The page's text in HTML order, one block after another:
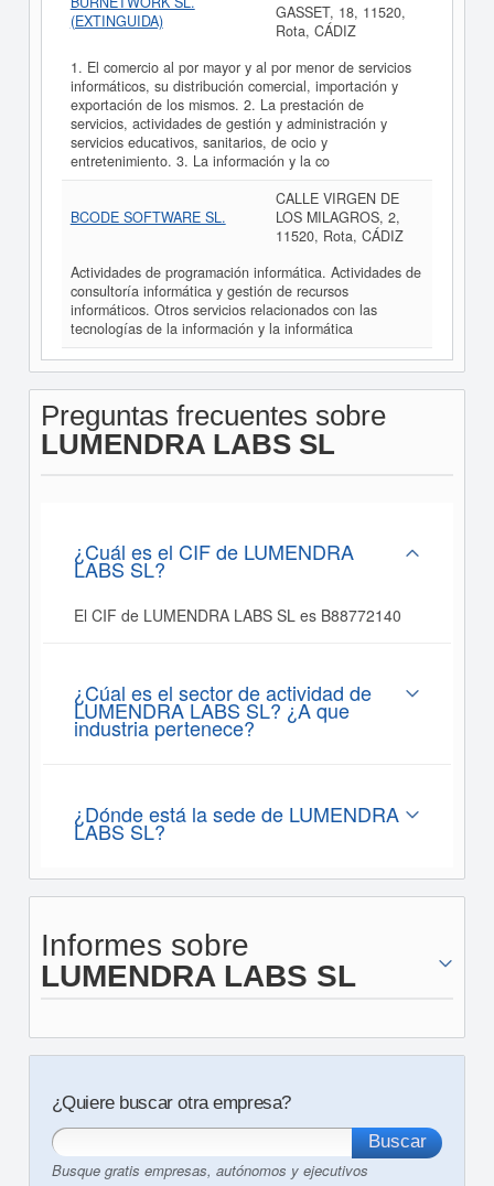
(EXTINGUIDA)
GASSET, 18, 11520,
Rota, CÁDIZ
1. El comercio al por mayor y al por menor de servicios
informáticos, su distribución comercial, importación y
exportación de los mismos. 2. La prestación de
servicios, actividades de gestión y administración y
servicios educativos, sanitarios, de ocio y
entretenimiento. 3. La información y la co
BCODE SOFTWARE SL.
CALLE VIRGEN DE
LOS MILAGROS, 2,
11520, Rota, CÁDIZ
Actividades de programación informática. Actividades de
consultoría informática y gestión de recursos
informáticos. Otros servicios relacionados con las
tecnologías de la información y la informática
Preguntas frecuentes sobre
LUMENDRA LABS SL
¿Cuál es el CIF de LUMENDRA
LABS SL?
El CIF de LUMENDRA LABS SL es B88772140
¿Cúal es el sector de actividad de
LUMENDRA LABS SL? ¿A que
industria pertenece?
¿Dónde está la sede de LUMENDRA
LABS SL?
Informes sobre
LUMENDRA LABS SL
¿Quiere buscar otra empresa?
Busque gratis empresas, autónomos y ejecutivos